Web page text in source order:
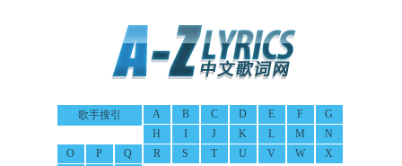
歌手搜引 A B C D E F
G
H
I J K L M
N
O
P Q R S T U V W
X